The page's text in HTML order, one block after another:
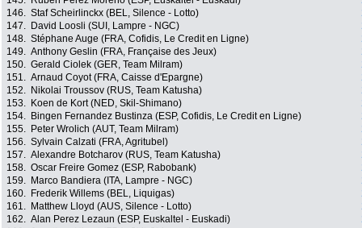
146. Staf Scheirlinckx (BEL, Silence - Lotto)
147.
David Loosli (SUI, Lampre - NGC)
148. Stéphane Auge (FRA, Cofidis, Le Credit en Ligne)
149. Anthony Geslin (FRA, Française des Jeux)
150. Gerald Ciolek (GER, Team Milram)
151. Arnaud Coyot (FRA, Caisse d'Epargne)
152.
Nikolai Troussov (RUS, Team Katusha)
153.
Koen de Kort (NED, Skil-Shimano)
154.
Bingen Fernandez Bustinza (ESP, Cofidis, Le Credit en Ligne)
155.
Peter Wrolich (AUT, Team Milram)
156. Sylvain Calzati (FRA, Agritubel)
157. Alexandre Botcharov (RUS, Team Katusha)
158. Oscar Freire Gomez (ESP, Rabobank)
159.
Marco Bandiera (ITA, Lampre - NGC)
160.
Frederik Willems (BEL, Liquigas)
161.
Matthew Lloyd (AUS, Silence - Lotto)
162. Alan Perez Lezaun (ESP, Euskaltel - Euskadi)